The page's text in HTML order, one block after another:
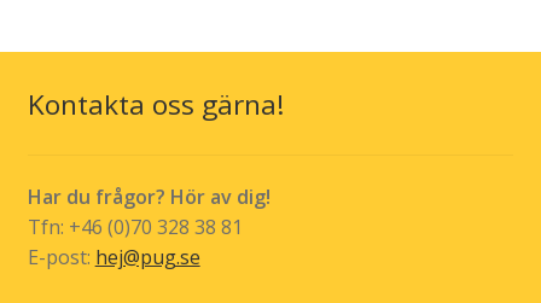
Kontakta oss gärna!
Har du frågor? Hör av dig!
Tfn: +46 (0)70 328 38 81
E-post: hej@pug.se